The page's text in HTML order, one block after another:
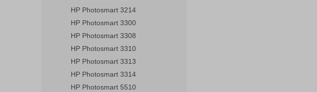
HP Photosmart 3214
HP Photosmart 3300
HP Photosmart 3308
HP Photosmart 3310
HP Photosmart 3313
HP Photosmart 3314
HP Photosmart 5510